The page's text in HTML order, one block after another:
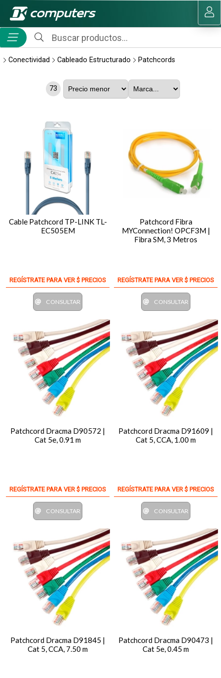
MI COMPRA
Conectividad Cableado Estructurado Patchcords
73
Cable Patchcord TP-LINK TL-
EC505EM
REGÍSTRATE PARA VER $ PRECIOS
CONSULTAR
Patchcord Fibra
MYConnection! OPCF3M |
Fibra SM, 3 Metros
REGÍSTRATE PARA VER $ PRECIOS
CONSULTAR
Patchcord Dracma D90572 |
Cat 5e, 0.91 m
REGÍSTRATE PARA VER $ PRECIOS
CONSULTAR
Patchcord Dracma D91609 |
Cat 5, CCA, 1.00 m
REGÍSTRATE PARA VER $ PRECIOS
CONSULTAR
Patchcord Dracma D91845 |
Cat 5, CCA, 7.50 m
Patchcord Dracma D90473 |
Cat 5e, 0.45 m